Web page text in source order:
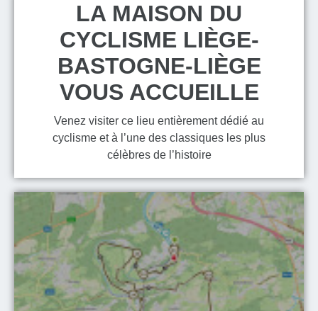
LA MAISON DU
CYCLISME LIÈGE-
BASTOGNE-LIÈGE
VOUS ACCUEILLE
Venez visiter ce lieu entièrement dédié au
cyclisme et à l’une des classiques les plus
célèbres de l’histoire